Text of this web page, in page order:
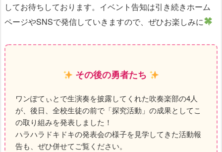
してお待ちしております。イベント告知は引き続きホーム
ページやSNSで発信していきますので、ぜひお楽しみに
その後の勇者たち
ワンぽてぃとで生演奏を披露してくれた吹奏楽部の4人
が、後日、全校生徒の前で「探究活動」の成果としてこ
の取り組みを発表しました！
ハラハラドキドキの発表会の様子を見学してきた活動報
告も、ぜひ併せてご覧ください。